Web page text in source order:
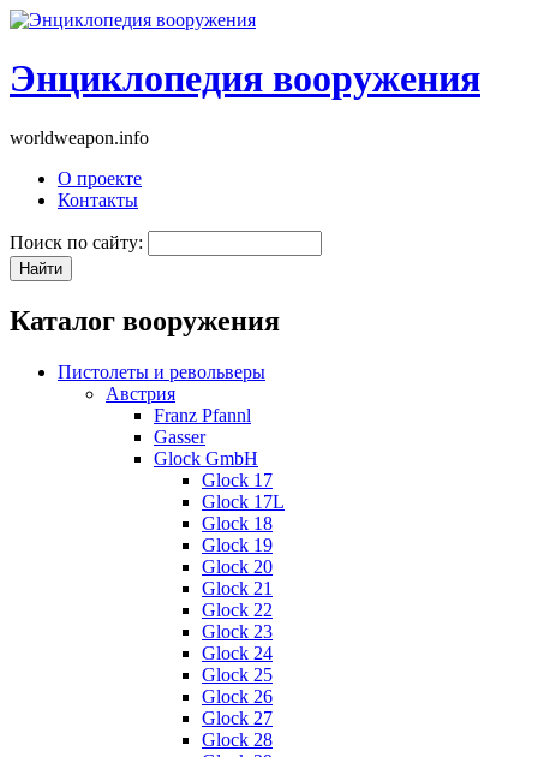
Энциклопедия вооружения
worldweapon.info
О проекте
Контакты
Поиск по сайту:
Каталог вооружения
Пистолеты и револьверы
Австрия
Franz Pfannl
Gasser
Glock GmbH
Glock 17
Glock 17L
Glock 18
Glock 19
Glock 20
Glock 21
Glock 22
Glock 23
Glock 24
Glock 25
Glock 26
Glock 27
Glock 28